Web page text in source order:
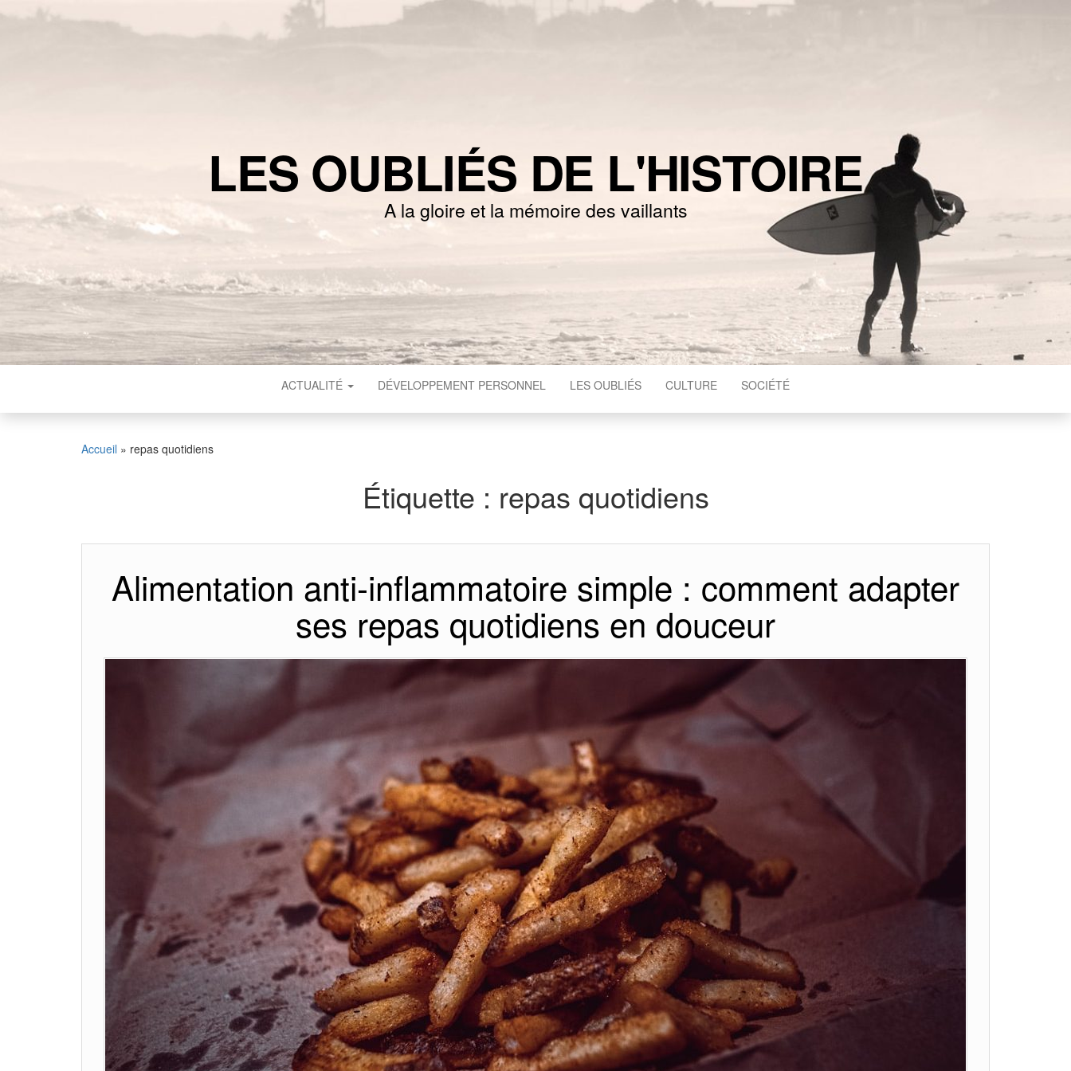
LES OUBLIÉS DE L'HISTOIRE
A la gloire et la mémoire des vaillants
ACTUALITÉ DÉVELOPPEMENT PERSONNEL LES OUBLIÉS CULTURE SOCIÉTÉ
Accueil » repas quotidiens
Étiquette : repas quotidiens
Alimentation anti-inflammatoire simple : comment adapter
ses repas quotidiens en douceur